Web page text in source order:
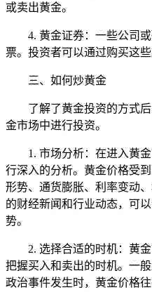
或卖出黄金。
4. 黄金证券：一些公司
票。投资者可以通过购买这
三、如何炒黄金
了解了黄金投资的方式
金市场中进行投资。
1. 市场分析：在进入黄
行深入的分析。黄金价格受
形势、通货膨胀、利率变动
的财经新闻和行业动态，可
势。
2. 选择合适的时机：黄
把握买入和卖出的时机。一
政治事件发生时，黄金价格